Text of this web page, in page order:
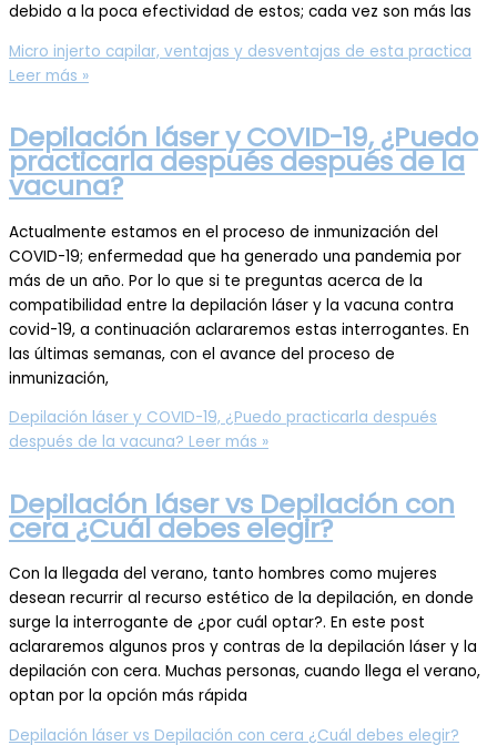
debido a la poca efectividad de estos; cada vez son más las
Micro injerto capilar, ventajas y desventajas de esta practica
Leer más »
Depilación láser y COVID-19, ¿Puedo
practicarla después después de la
vacuna?
Actualmente estamos en el proceso de inmunización del
COVID-19; enfermedad que ha generado una pandemia por
más de un año. Por lo que si te preguntas acerca de la
compatibilidad entre la depilación láser y la vacuna contra
covid-19, a continuación aclararemos estas interrogantes. En
las últimas semanas, con el avance del proceso de
inmunización,
Depilación láser y COVID-19, ¿Puedo practicarla después
después de la vacuna? Leer más »
Depilación láser vs Depilación con
cera ¿Cuál debes elegir?
Con la llegada del verano, tanto hombres como mujeres
desean recurrir al recurso estético de la depilación, en donde
surge la interrogante de ¿por cuál optar?. En este post
aclararemos algunos pros y contras de la depilación láser y la
depilación con cera. Muchas personas, cuando llega el verano,
optan por la opción más rápida
Depilación láser vs Depilación con cera ¿Cuál debes elegir?